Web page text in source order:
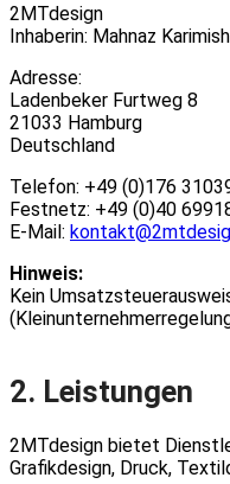
2MTdesign
Inhaberin: Mahnaz
Adresse:
Ladenbeker Furtweg 8
21033 Hamburg
Deutschland
Telefon: +49 (0)176
Festnetz: +49 (0)40
E-Mail:
Hinweis:
Kein
2. Leistungen
2MTdesign bietet
Grafikdesign, Druck,